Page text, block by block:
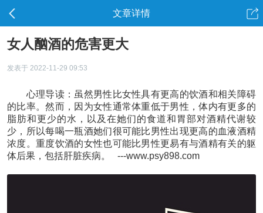
文章详情
女人酗酒的危害更大
发表于 2022-11-29 09:53
心理导读：虽然男性比女性具有更高的饮酒和相关障碍
的比率。然而，因为女性通常体重低于男性，体内有更多的
脂肪和更少的水，以及在她们的食道和胃部对酒精代谢较
少，所以每喝一瓶酒她们很可能比男性出现更高的血液酒精
浓度。重度饮酒的女性也可能比男性更易有与酒精有关的躯
体后果，包括肝脏疾病。 ---www.psy898.com